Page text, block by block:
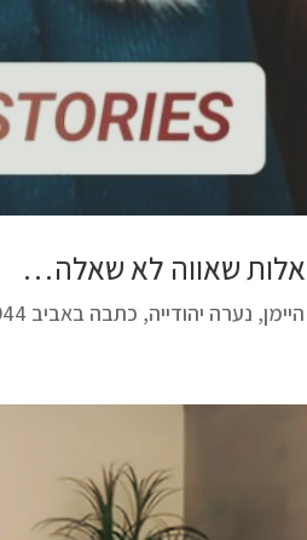
שאווה לא שאלה…
נערה יהודייה, כתבה באביב 1944 יומן אישי עד שנלקחה אל מותה באושוויץ